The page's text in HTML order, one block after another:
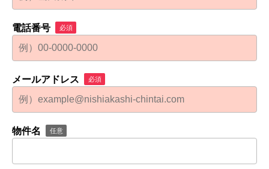
電話番号 必須
メールアドレス 必須
物件名 任意